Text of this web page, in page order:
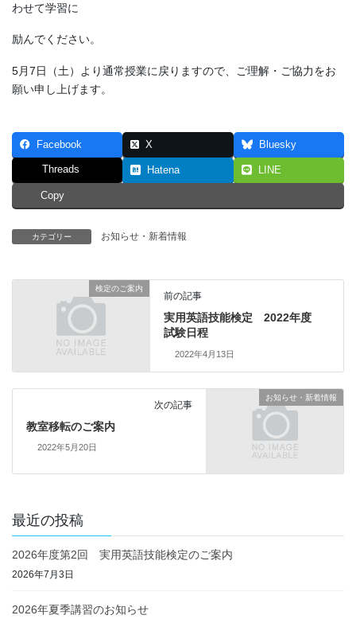
わせて学習に
励んでください。
5月7日（土）より通常授業に戻りますので、ご理解・ご協力をお
願い申し上げます。
Facebook X Bluesky
Threads Hatena LINE
Copy
カテゴリー お知らせ・新着情報
検定のご案内
前の記事
実用英語技能検定 2022年度
試験日程
2022年4月13日
お知らせ・新着情報
次の記事
教室移転のご案内
2022年5月20日
最近の投稿
2026年度第2回 実用英語技能検定のご案内
2026年7月3日
2026年夏季講習のお知らせ